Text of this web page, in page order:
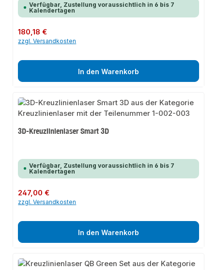
Verfügbar, Zustellung voraussichtlich in 6 bis 7
Kalendertagen
Regulärer Preis:
180,18 €
zzgl. Versandkosten
In den Warenkorb
3D-Kreuzlinienlaser Smart 3D
Verfügbar, Zustellung voraussichtlich in 6 bis 7
Kalendertagen
Regulärer Preis:
247,00 €
zzgl. Versandkosten
In den Warenkorb